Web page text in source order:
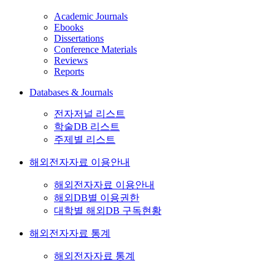
Academic Journals
Ebooks
Dissertations
Conference Materials
Reviews
Reports
Databases & Journals
전자저널 리스트
학술DB 리스트
주제별 리스트
해외전자자료 이용안내
해외전자자료 이용안내
해외DB별 이용권한
대학별 해외DB 구독현황
해외전자자료 통계
해외전자자료 통계